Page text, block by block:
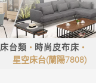
床台類
時尚皮布床
星空床台(蘭陽7808)